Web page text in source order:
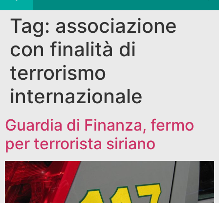
Tag: associazione
con finalità di
terrorismo
internazionale
Guardia di Finanza, fermo
per terrorista siriano